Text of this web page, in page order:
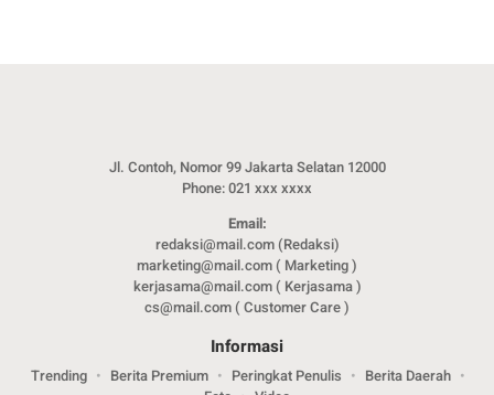
Jl. Contoh, Nomor 99 Jakarta Selatan 12000
Phone: 021 xxx xxxx
Email:
redaksi@mail.com (Redaksi)
marketing@mail.com ( Marketing )
kerjasama@mail.com ( Kerjasama )
cs@mail.com ( Customer Care )
Informasi
Trending Berita Premium Peringkat Penulis
Berita Daerah